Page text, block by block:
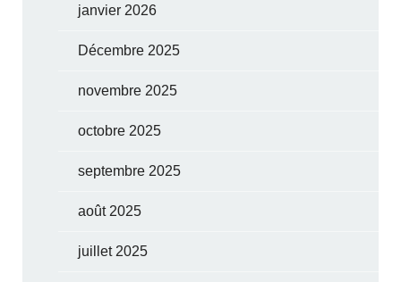
janvier 2026
Décembre 2025
novembre 2025
octobre 2025
septembre 2025
août 2025
juillet 2025